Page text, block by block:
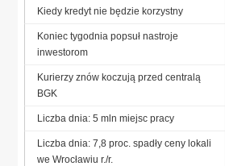
Kiedy kredyt nie będzie korzystny
Koniec tygodnia popsuł nastroje
inwestorom
Kurierzy znów koczują przed centralą
BGK
Liczba dnia: 5 mln miejsc pracy
Liczba dnia: 7,8 proc. spadły ceny lokali
we Wrocławiu r./r.